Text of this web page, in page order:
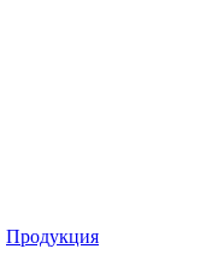
Продукция